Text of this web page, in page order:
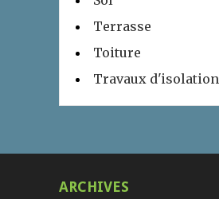
Terrasse
Toiture
Travaux d'isolation
ARCHIVES